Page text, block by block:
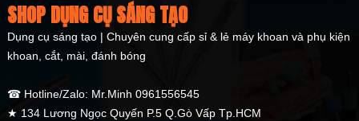
SHOP DỤNG CỤ SÁNG TẠO
Dụng cụ sáng tạo | Chuyên cung cấp sỉ & lẻ máy khoan và phụ kiện
khoan, cắt, mài, đánh bóng
☎ Hotline/Zalo: Mr.Minh 0961556545
★ 134 Lương Ngọc Quyến P.5 Q.Gò Vấp Tp.HCM